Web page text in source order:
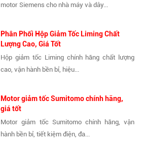
motor Siemens cho nhà máy và dây...
Phân Phối Hộp Giảm Tốc Liming Chất
Lượng Cao, Giá Tốt
Hộp giảm tốc Liming chính hãng chất lượng
cao, vận hành bền bỉ, hiệu...
Motor giảm tốc Sumitomo chính hãng,
giá tốt
Motor giảm tốc Sumitomo chính hãng, vận
hành bền bỉ, tiết kiệm điện, đa...